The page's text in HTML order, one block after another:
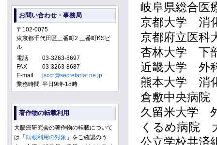
岐阜県総合
京都大学 消
京都府立医
杏林大学 下
近畿大学 外
熊本大学 消
倉敷中央病
久留米大学
くるめ病院
公立学校共済
お問い合わせ・事務局
〒102-0075
東京都千代田区三番町2 三番町KSビ
ル
電話
03-3263-8697
FAX
03-3263-8687
E-mail
jsccr@secretariat.ne.jp
業務時間 平日9時-18時
著作物の転載利用
大腸癌研究会の著作物の転載について
は「転載利用の対象 」をご確認のう